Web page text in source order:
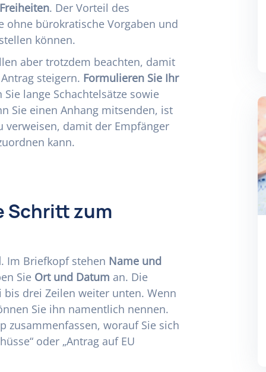
. Der Vorteil des
ohne bürokratische Vorgaben und
können.
aber trotzdem beachten, damit
steigern. Formulieren Sie Ihr
Sie lange Schachtelsätze sowie
Sie einen Anhang mitsenden, ist
damit der Empfänger
kann.
Schritt zum
. Im Briefkopf stehen Name und
Sie Ort und Datum an. Die
drei Zeilen weiter unten. Wenn
Sie ihn namentlich nennen.
zusammenfassen, worauf Sie sich
oder „Antrag auf EU